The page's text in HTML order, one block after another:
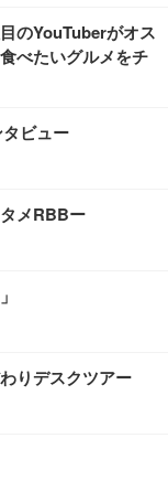
のYouTuberがオス
べたいグルメをチ
ビュー
メRBBー
りデスクツアー